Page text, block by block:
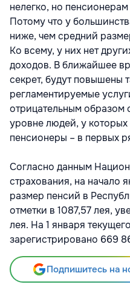
нелегко, но
Потому что у
ниже, чем средний
Ко всему, у них нет
доходов. В ближайшее
секрет, будут повышены
регламентируемые
отрицательным образом
уровне людей, у
пенсионеры – в первых
Согласно данным
страхования, на начало
размер пенсий в
отметки в 1087,57 лея,
лея. На 1 января
зарегистрировано 669
Подпишитесь на